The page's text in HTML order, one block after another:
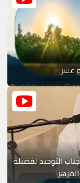
عشر –
التوحيد لفضيلة